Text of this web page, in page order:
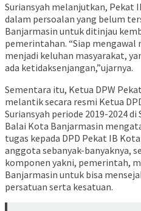
Suriansyah melanjutkan, Pekat
dalam persoalan yang belum
Banjarmasin untuk ditinjau
pemerintahan. “Siap mengawal
menjadi keluhan masyarakat,
ada ketidaksenjangan,”ujarnya.
Sementara itu, Ketua DPW
melantik secara resmi Ketua
Suriansyah periode 2019-2024
Balai Kota Banjarmasin
tugas kepada DPD Pekat IB
anggota sebanyak-banyaknya,
komponen yakni, pemerintah,
Banjarmasin untuk bisa
persatuan serta kesatuan.